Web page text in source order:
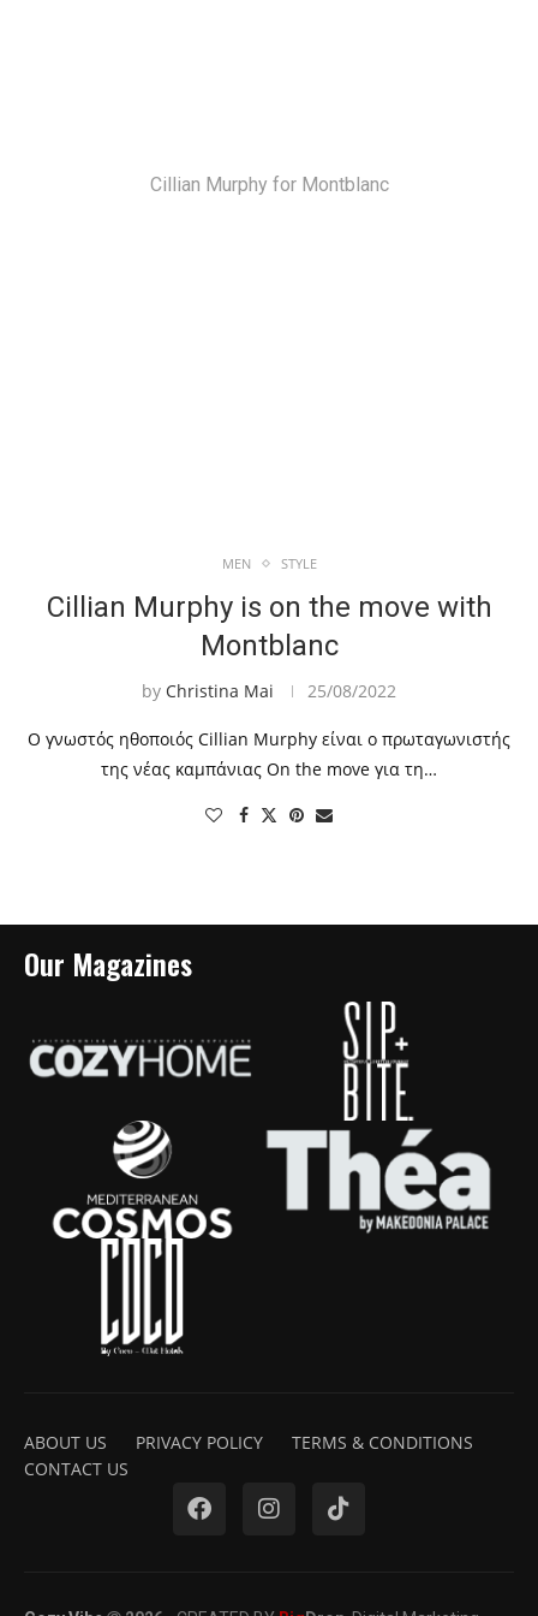
Cillian Murphy for Montblanc
MEN STYLE
Cillian Murphy is on the move with
Montblanc
by Christina Mai 25/08/2022
Ο γνωστός ηθοποιός Cillian Murphy είναι ο πρωταγωνιστής
της νέας καμπάνιας On the move για τη…
Our Magazines
ABOUT US PRIVACY POLICY
TERMS & CONDITIONS
CONTACT US